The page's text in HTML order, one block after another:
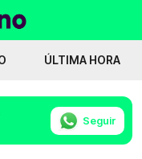
ÚLTIMA HORA
Seguir